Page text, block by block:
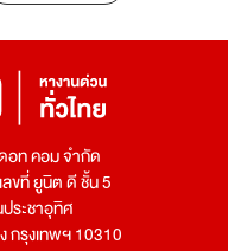
อท คอม จำกัด
ลขที่ ยูนิต ดี ชั้น 5
ระชาอุทิศ
กรุงเทพฯ 10310